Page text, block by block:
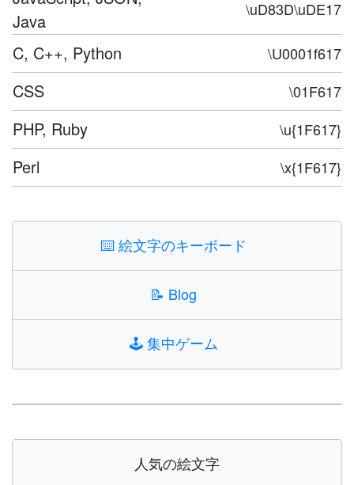
Java
\uD83D\uDE17
C, C++, Python \U0001f617
CSS \01F617
PHP, Ruby \u{1F617}
Perl \x{1F617}
⌨️絵文字のキーボード
📝 Blog
🕹️集中ゲーム
人気の絵文字